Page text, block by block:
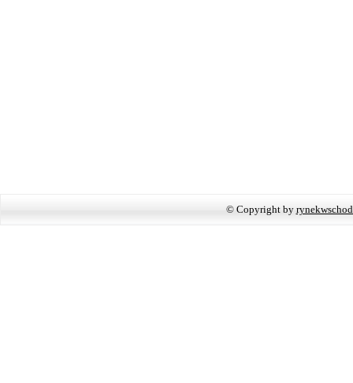
© Copyright by